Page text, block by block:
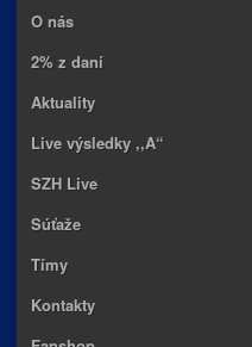
O nás
2% z daní
Aktuality
Live výsledky ,,A“
SZH Live
Súťaže
Tímy
Kontakty